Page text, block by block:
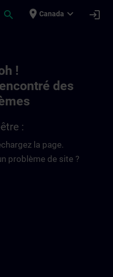
search place Canada expand_more login
!
des
:
la page.
problème de site ?